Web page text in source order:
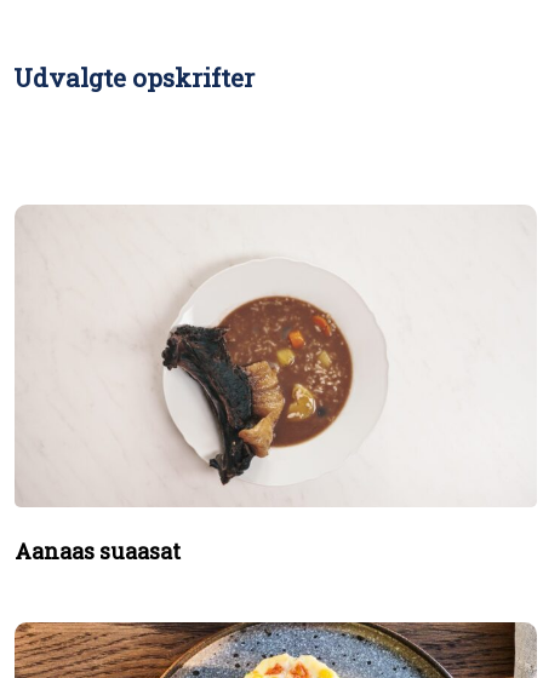
Udvalgte opskrifter
Aanaas suaasat